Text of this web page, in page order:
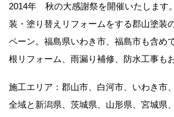
2014年 秋の大感謝祭を開催いたします
装・塗り替えリフォームをする郡山塗装
ペーン。福島県いわき市、福島市も含め
根リフォーム、雨漏り補修、防水工事も
施工エリア：郡山市、白河市、いわき市
全域と新潟県、茨城県、山形県、宮城県